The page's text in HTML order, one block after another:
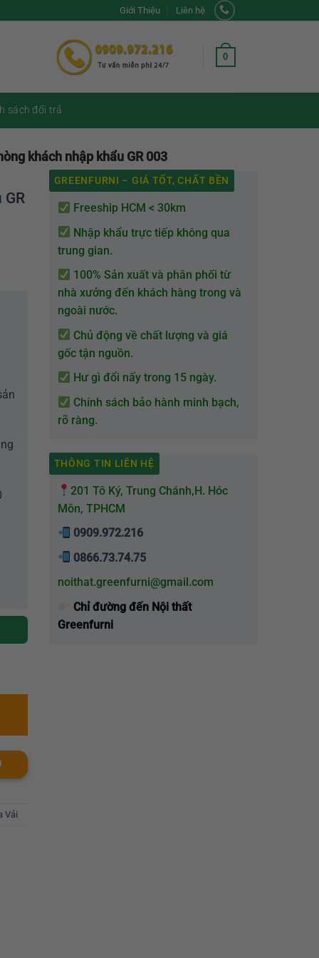
Giới Thiệu Liên hệ
0
sách đổi trả
khách nhập khẩu GR 003
GREENFURNI – GIÁ TỐT, CHẤT BỀN
Freeship HCM < 30km
Nhập khẩu trực tiếp không qua
trung gian.
100% Sản xuất và phân phối từ
nhà xưởng đến khách hàng trong và
ngoài nước.
Chủ động về chất lượng và giá
gốc tận nguồn.
Hư gì đổi nấy trong 15 ngày.
Chính sách bảo hành minh bạch,
rõ ràng.
THÔNG TIN LIÊN HỆ
201 Tô Ký, Trung Chánh,H. Hóc
Môn, TPHCM
0909.972.216
0866.73.74.75
noithat.greenfurni@gmail.com
Chỉ đường đến Nội thất
Greenfurni
Vải